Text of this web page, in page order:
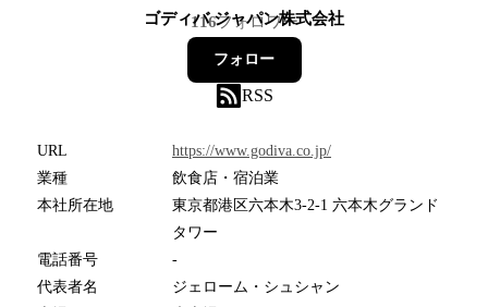
ゴディバ ジャパン株式会社
116フォロワー
フォロー
RSS
URL
https://www.godiva.co.jp/
業種
飲食店・宿泊業
本社所在地
東京都港区六本木3-2-1 六本木グランド
タワー
電話番号
-
代表者名
ジェローム・シュシャン